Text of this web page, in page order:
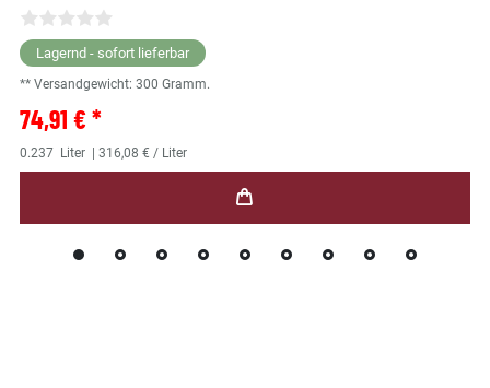
Lagernd - sofort lieferbar
** Versandgewicht: 300 Gramm.
74,91 € *
0.237 Liter | 316,08 € / Liter